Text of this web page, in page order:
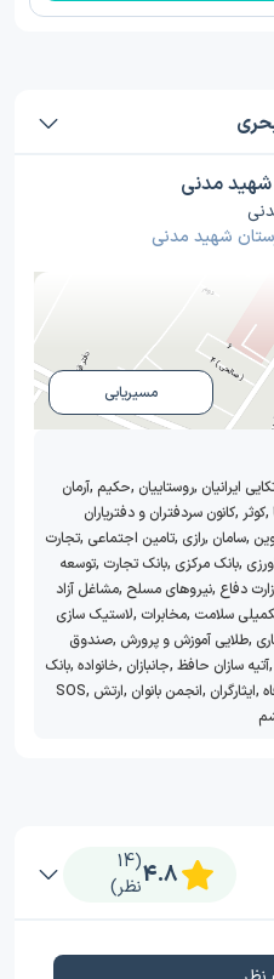
شهید مدنی
شهید مدنی
مسیریابی
ایرانیان ,روستاییان ,حکیم ,آرمان
,کوثر ,کانون سردفتران و دفتریاران
,سامان ,رازی ,تامین اجتماعی ,تجارت
,بانک مرکزی ,بانک تجارت ,توسعه
دفاع ,نیروهای مسلح ,مشاغل آزاد
سلامت ,مخابرات ,لاستیک سازی
,طلایی آموزش و پرورش ,صندوق
,آتیه سازان حافظ ,جانبازان ,خانواده ,بانک
,ایثارگران ,انجمن بانوان ,ارتش ,
SOS
(14
نظر)4.8